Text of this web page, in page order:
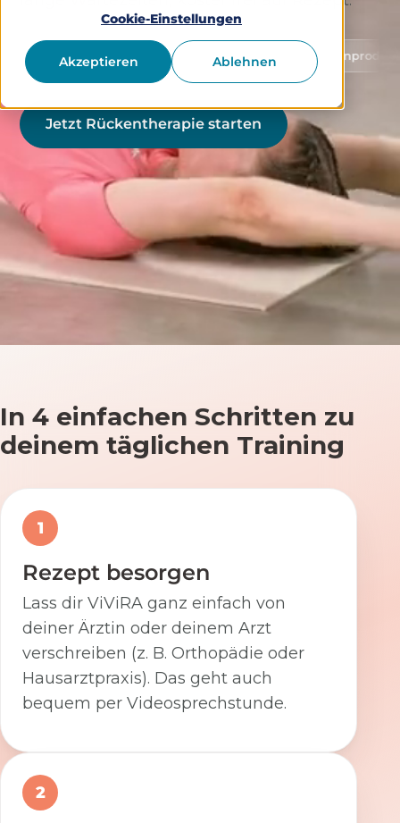
Cookie-Einstellungen
Akzeptieren Ablehnen
Schutz von Gesundheitsdaten Medizinprodukt Klasse 1
Jetzt Rückentherapie starten
In 4 einfachen Schritten zu
deinem täglichen Training
1
Rezept besorgen
Lass dir ViViRA ganz einfach von
deiner Ärztin oder deinem Arzt
verschreiben (z. B. Orthopädie oder
Hausarztpraxis). Das geht auch
bequem per Videosprechstunde.
2